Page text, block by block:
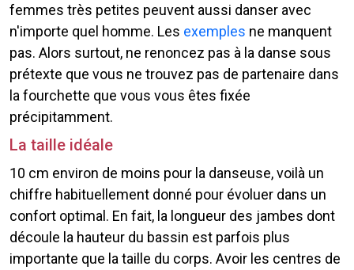
femmes très petites peuvent aussi danser avec
n'importe quel homme. Les exemples ne manquent
pas. Alors surtout, ne renoncez pas à la danse sous
prétexte que vous ne trouvez pas de partenaire dans
la fourchette que vous vous êtes fixée
précipitamment.
La taille idéale
10 cm environ de moins pour la danseuse, voilà un
chiffre habituellement donné pour évoluer dans un
confort optimal. En fait, la longueur des jambes dont
découle la hauteur du bassin est parfois plus
importante que la taille du corps. Avoir les centres de